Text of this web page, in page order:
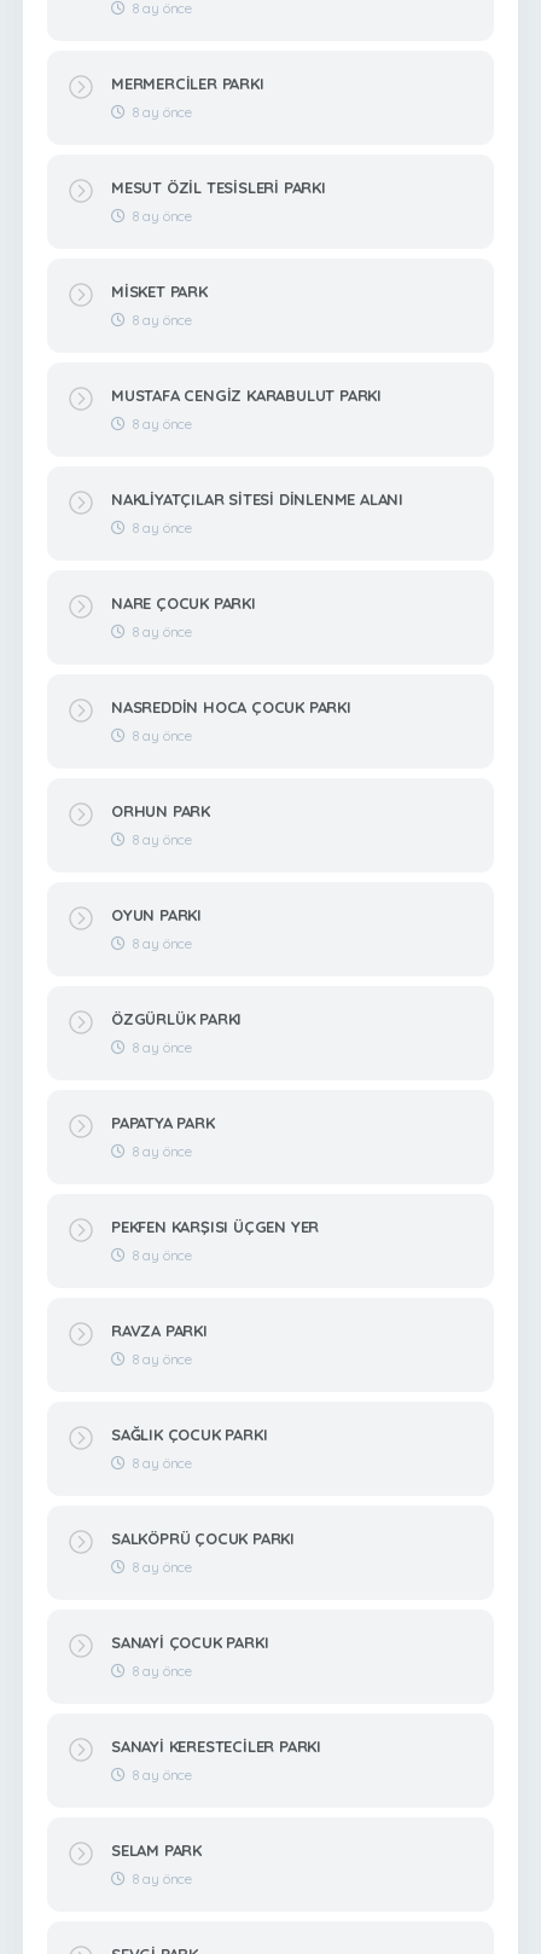
8 ay önce
MERMERCİLER PARKI
8 ay önce
MESUT ÖZİL TESİSLERİ PARKI
8 ay önce
MİSKET PARK
8 ay önce
MUSTAFA CENGİZ KARABULUT PARKI
8 ay önce
NAKLİYATÇILAR SİTESİ DİNLENME ALANI
8 ay önce
NARE ÇOCUK PARKI
8 ay önce
NASREDDİN HOCA ÇOCUK PARKI
8 ay önce
ORHUN PARK
8 ay önce
OYUN PARKI
8 ay önce
ÖZGÜRLÜK PARKI
8 ay önce
PAPATYA PARK
8 ay önce
PEKFEN KARŞISI ÜÇGEN YER
8 ay önce
RAVZA PARKI
8 ay önce
SAĞLIK ÇOCUK PARKI
8 ay önce
SALKÖPRÜ ÇOCUK PARKI
8 ay önce
SANAYİ ÇOCUK PARKI
8 ay önce
SANAYİ KERESTECİLER PARKI
8 ay önce
SELAM PARK
8 ay önce